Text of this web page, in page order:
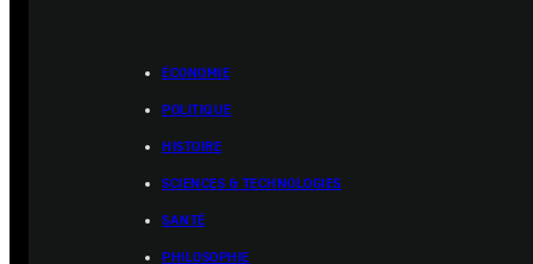
ÉCONOMIE
POLITIQUE
HISTOIRE
SCIENCES & TECHNOLOGIES
SANTÉ
PHILOSOPHIE